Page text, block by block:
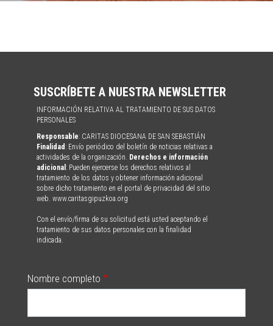
SUSCRÍBETE A NUESTRA NEWSLETTER
INFORMACIÓN RELATIVA AL TRATAMIENTO DE SUS DATOS
PERSONALES
Responsable: CARITAS DIOCESANA DE SAN SEBASTIÁN
Finalidad : Envío periódico del boletín de noticias relativas a
actividades de la organización. Derechos e información
adicional : Pueden ejercerse los derechos relativos al
tratamiento de los datos y obtener información adicional
sobre dicho tratamiento en el portal de privacidad del sitio
web. www.caritasgipuzkoa.org
Con el envío/firma de su solicitud está usted aceptando el
tratamiento de sus datos personales con la finalidad
indicada.
Nombre completo